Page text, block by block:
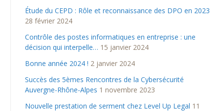
Étude du CEPD : Rôle et reconnaissance des DPO en 2023
28 février 2024
Contrôle des postes informatiques en entreprise : une
décision qui interpelle… 15 janvier 2024
Bonne année 2024 ! 2 janvier 2024
Succès des 5èmes Rencontres de la Cybersécurité
Auvergne-Rhône-Alpes 1 novembre 2023
Nouvelle prestation de serment chez Level Up Legal 11